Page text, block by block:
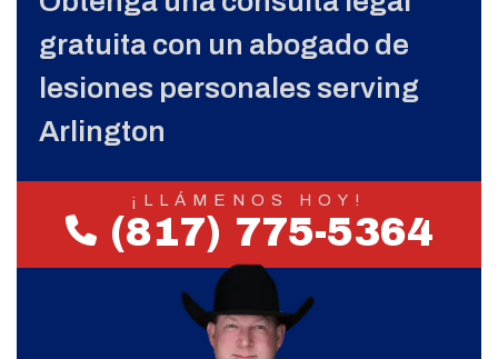
gratuita con un abogado de
lesiones personales serving
Arlington
¡LLÁMENOS HOY!
(817) 775-5364